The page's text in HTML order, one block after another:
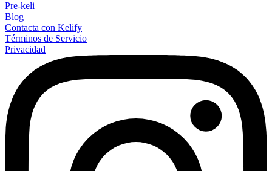
Pre-keli
Blog
Contacta con Kelify
Términos de Servicio
Privacidad